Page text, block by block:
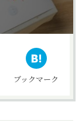
ブックマーク